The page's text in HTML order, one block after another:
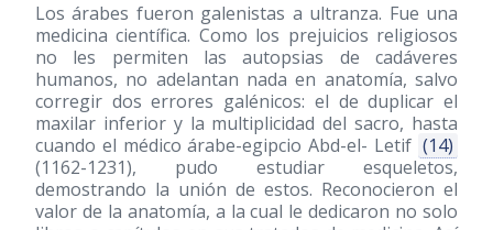
Los árabes fueron galenistas a ultranza. Fue una
medicina científica. Como los prejuicios religiosos
no les permiten las autopsias de cadáveres
humanos, no adelantan nada en anatomía, salvo
corregir dos errores galénicos: el de duplicar el
maxilar inferior y la multiplicidad del sacro, hasta
cuando el médico árabe-egipcio Abd-el- Letif (14)
(1162-1231), pudo estudiar esqueletos,
demostrando la unión de estos. Reconocieron el
valor de la anatomía, a la cual le dedicaron no solo